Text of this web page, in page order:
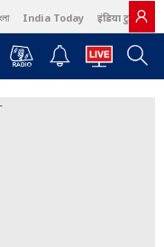
India Today इंडिया टुडे हिंदी